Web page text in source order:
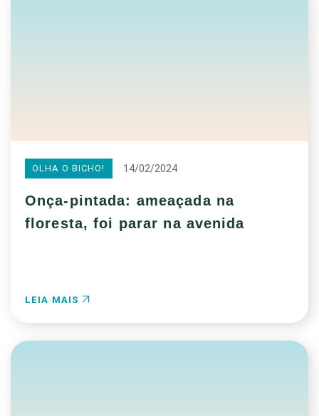
OLHA O BICHO! 14/02/2024
Onça-pintada: ameaçada na
floresta, foi parar na avenida
LEIA MAIS